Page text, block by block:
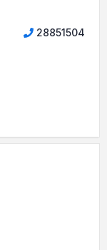
28851504